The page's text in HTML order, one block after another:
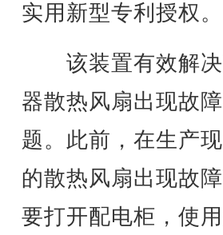
实用新型专利授权。
该装置有效解决
器散热风扇出现故
题。此前，在生产
的散热风扇出现故
要打开配电柜，使